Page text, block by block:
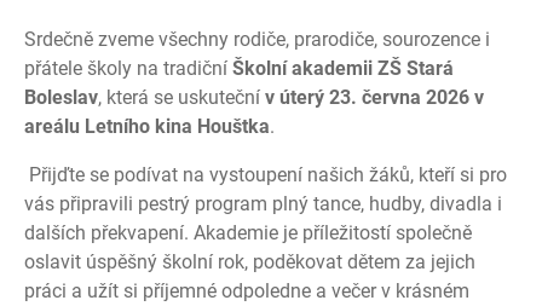
Srdečně zveme všechny rodiče, prarodiče, sourozence i
přátele školy na tradiční Školní akademii ZŠ Stará
Boleslav, která se uskuteční v úterý 23. června 2026 v
areálu Letního kina Houštka.
Přijďte se podívat na vystoupení našich žáků, kteří si pro
vás připravili pestrý program plný tance, hudby, divadla i
dalších překvapení. Akademie je příležitostí společně
oslavit úspěšný školní rok, poděkovat dětem za jejich
práci a užít si příjemné odpoledne a večer v krásném